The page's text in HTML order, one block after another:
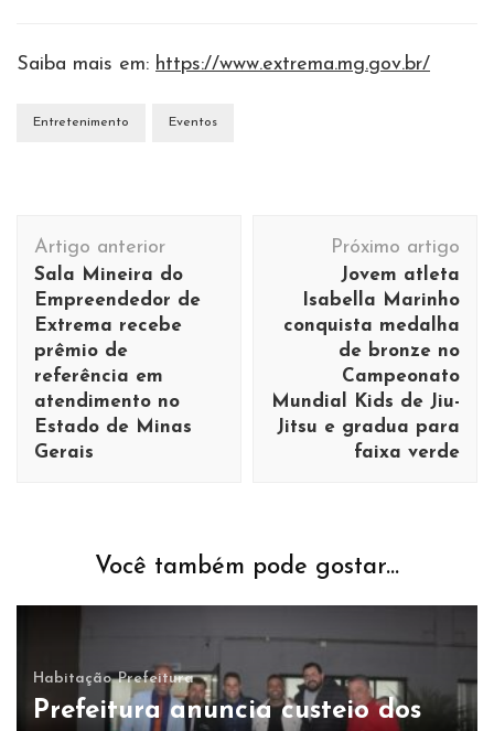
Saiba mais em: https://www.extrema.mg.gov.br/
Entretenimento Eventos
Navegação
de
post
Artigo anterior
Sala Mineira do
Empreendedor de
Extrema recebe
prêmio de
referência em
atendimento no
Estado de Minas
Gerais
Próximo artigo
Jovem atleta
Isabella Marinho
conquista medalha
de bronze no
Campeonato
Mundial Kids de Jiu-
Jitsu e gradua para
faixa verde
Você também pode gostar...
Habitação Prefeitura
Prefeitura anuncia custeio dos